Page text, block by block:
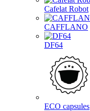
Cafelat Robot
CAFFLANO
DF64
ECO capsules